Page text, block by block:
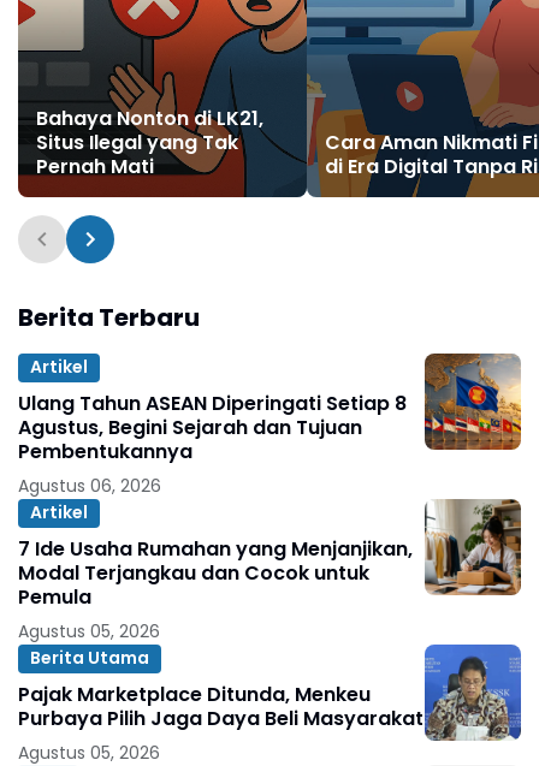
Bahaya Nonton di LK21,
Situs Ilegal yang Tak
Pernah Mati
Cara Aman Nikmati
di Era Digital Tanpa
Berita Terbaru
Artikel
Ulang Tahun ASEAN Diperingati Setiap 8
Agustus, Begini Sejarah dan Tujuan
Pembentukannya
Agustus 06, 2026
Artikel
7 Ide Usaha Rumahan yang Menjanjikan,
Modal Terjangkau dan Cocok untuk
Pemula
Agustus 05, 2026
Berita Utama
Pajak Marketplace Ditunda, Menkeu
Purbaya Pilih Jaga Daya Beli Masyarakat
Agustus 05, 2026